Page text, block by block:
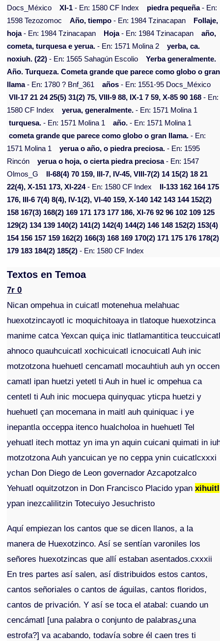
Docs_México
XI-1 - En: 1580 CF Index piedra pequeña- En:
1598 Tezozomoc
Año, tiempo - En: 1984 Tzinacapan
Follaje,
hoja- En: 1984 Tzinacapan Hoja- En: 1984 Tzinacapan
año,
cometa, turquesa e yerua. - En: 1571 Molina 2
yerba, ca.
noxiuh. (22) - En: 1565 Sahagún Escolio
Yerba generalmente.
Año. Turqueza. Cometa grande que parece como globo o gran
llama- En: 1780 ? Bnf_361 años - En: 1551-95 Docs_México
VII-17 21 24 25(5) 31(2) 75, VIII-9 88, IX-1 7 59, X-85 90 168 - En:
1580 CF Index
yerua, generalmente. - En: 1571 Molina 1
turquesa. - En: 1571 Molina 1 año. - En: 1571 Molina 1
cometa grande que parece como globo o gran llama. - En:
1571 Molina 1
yerua o año, o piedra preciosa. - En: 1595
Rincón
yerua o hoja, o cierta piedra preciosa- En: 1547
Olmos_G
II-68(4) 70 159, III-7, IV-45, VIII-7(2) 14 15(2) 18 21
22(4), X-151 173, XI-224- En: 1580 CF Index
II-133 162 164 175
176, III-6 7(4) 8(4), IV-1(2), VI-40 159, X-140 142 143 144 152(2)
158 167(3) 168(2) 169 171 173 177 186, XI-76 92 96 102 109 125
129(2) 134 139 140(2) 141(2) 142(4) 144(2) 146 148 152(2) 153(4)
154 156 157 159 162(2) 166(3) 168 169 170(2) 171 175 176 178(2)
179 183 184(2) 185(2) - En: 1580 CF Index
Textos en Temoa
7r 0
Nican ompehua in cuicatl motenehua melahuac
huexotzincayotl ic moquichitoaya in tlatoque huexotzinca
manime catca Yexcan quiça inic tlatlamantitica
ahnoco quauhcuicatl xochicuicatl icnocuicatl Auh inic
motzotzona huehuetl cencamatl mocauhtiuh auh yn occen
camatl ipan huetzi yetetl ti Auh in huel ic ompehua ca
centetl ti Auh inic mocuepa quinyquac yticpa huetzi y
huehuetl çan mocemana in maitl auh quiniquac i ye
inepantla occeppa itenco hualcholoa in huehuetl Tel
yehuatl itech mottaz yn ima yn aquin cuicani quimati in
motzotzona Auh yancuican ye no ceppa ynin cuicatlcxxxi
ychan Don Diego de Leon governador Azcapotzalco
Yehuatl oquitzotzon in Don Francisco Placido ypanxihuitl
ypan inezcalilitzin Totecuiyo Jesuchristo
Aquí empiezan los cantos que se dicen llanos, a la
manera de Huexotzinco. Así se sentían varoniles los
señores huexotzincas que allí estaban asentados.cxxxii
En tres partes así salen, así distribuidos estos cantos,
cantos señoriales o cantos de águilas, cantos floridos,
cantos de privación. Y así se toca el atabal: cuando un
cencámatl [una palabra o conjunto de palabras¿una
estrofa?] va acabando, todavía sobre él caen tres ti